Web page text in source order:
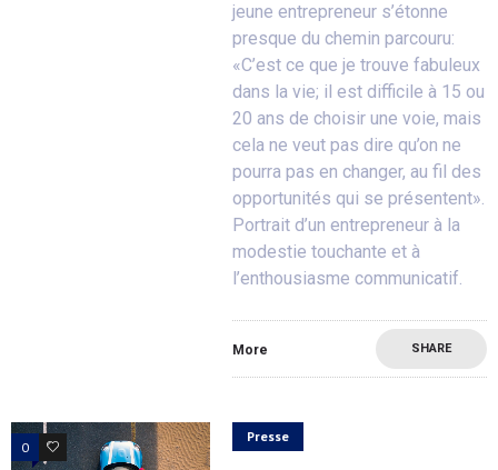
jeune entrepreneur s’étonne
presque du chemin parcouru:
«C’est ce que je trouve fabuleux
dans la vie; il est difficile à 15 ou
20 ans de choisir une voie, mais
cela ne veut pas dire qu’on ne
pourra pas en changer, au fil des
opportunités qui se présentent».
Portrait d’un entrepreneur à la
modestie touchante et à
l’enthousiasme communicatif.
More SHARE
0 0
Presse